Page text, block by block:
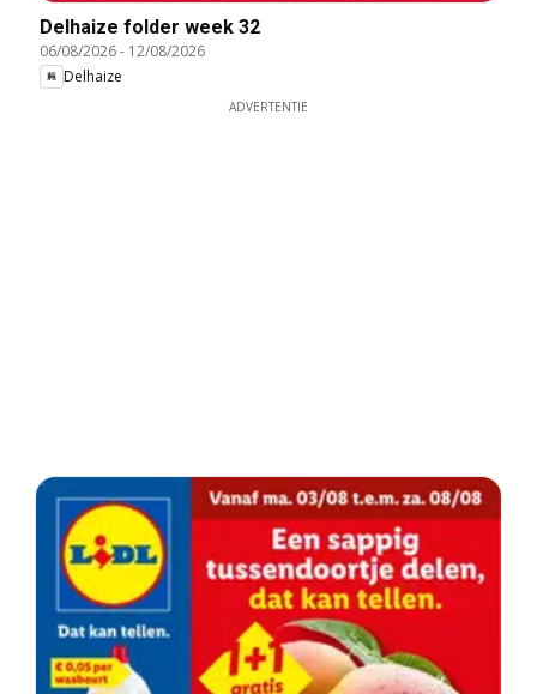
Delhaize folder week 32
06/08/2026- 12/08/2026
Delhaize
ADVERTENTIE